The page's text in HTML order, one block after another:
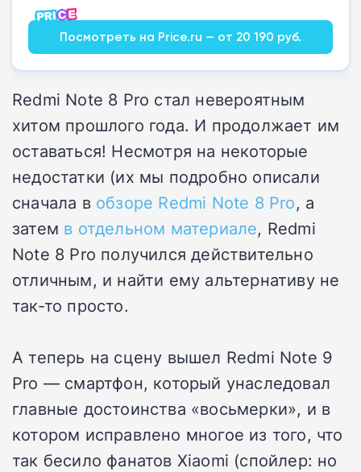
Посмотреть на Price.ru — от 20 190 руб.
Redmi Note 8 Pro стал невероятным
хитом прошлого года. И продолжает им
оставаться! Несмотря на некоторые
недостатки (их мы подробно описали
сначала в обзоре Redmi Note 8 Pro, а
затем в отдельном материале, Redmi
Note 8 Pro получился действительно
отличным, и найти ему альтернативу не
так-то просто.
А теперь на сцену вышел Redmi Note 9
Pro — смартфон, который унаследовал
главные достоинства «восьмерки», и в
котором исправлено многое из того, что
так бесило фанатов Xiaomi (спойлер: но